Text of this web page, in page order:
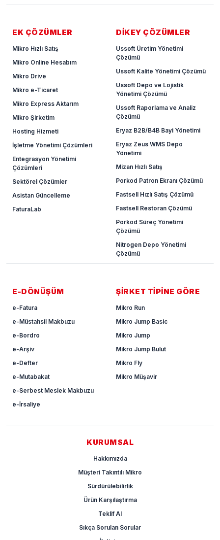
EK ÇÖZÜMLER
Mikro Hızlı Satış
Mikro Online Hesabım
Mikro Drive
Mikro e-Ticaret
Mikro Express Aktarım
Mikro Şirketim
Hosting Hizmeti
İşletme Yönetimi Çözümleri
Entegrasyon Yönetimi
Çözümleri
Sektörel Çözümler
Asistan Güncelleme
FaturaLab
DİKEY ÇÖZÜMLER
Ussoft Üretim Yönetimi
Çözümü
Ussoft Kalite Yönetimi Çözümü
Ussoft Depo ve Lojistik
Yönetimi Çözümü
Ussoft Raporlama ve Analiz
Çözümü
Eryaz B2B/B4B Bayi Yönetimi
Eryaz Zeus WMS Depo
Yönetimi
Mizan Hızlı Satış
Porkod Patron Ekranı Çözümü
Fastsell Hızlı Satış Çözümü
Fastsell Restoran Çözümü
Porkod Süreç Yönetimi
Çözümü
Nitrogen Depo Yönetimi
Çözümü
E-DÖNÜŞÜM
e-Fatura
e-Müstahsil Makbuzu
e-Bordro
e-Arşiv
e-Defter
e-Mutabakat
e-Serbest Meslek Makbuzu
e-İrsaliye
ŞİRKET TİPİNE GÖRE
Mikro Run
Mikro Jump Basic
Mikro Jump
Mikro Jump Bulut
Mikro Fly
Mikro Müşavir
KURUMSAL
Hakkımızda
Müşteri Takıntılı Mikro
Sürdürülebilirlik
Ürün Karşılaştırma
Teklif Al
Sıkça Sorulan Sorular